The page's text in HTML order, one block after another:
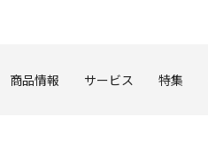
商品情報 サービス 特集